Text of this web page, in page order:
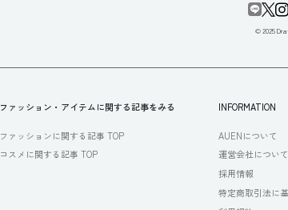
© 2025
ファッション・アイテムに関する記事をみる
ファッションに関する記事 TOP
コスメに関する記事 TOP
INFORMATION
AUENについて
運営会社について
採用情報
特定商取引法に